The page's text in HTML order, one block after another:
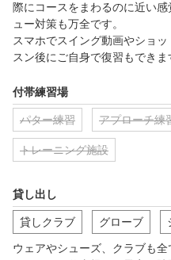
際にコースをまわるのに近い
ュー対策も万全です。
スマホでスイング動画やショ
スン後にご自身で復習もできま
付帯練習場
パター練習 アプローチ練
トレーニング施設
貸し出し
貸しクラブ グローブ
ウェアやシューズ、クラブも